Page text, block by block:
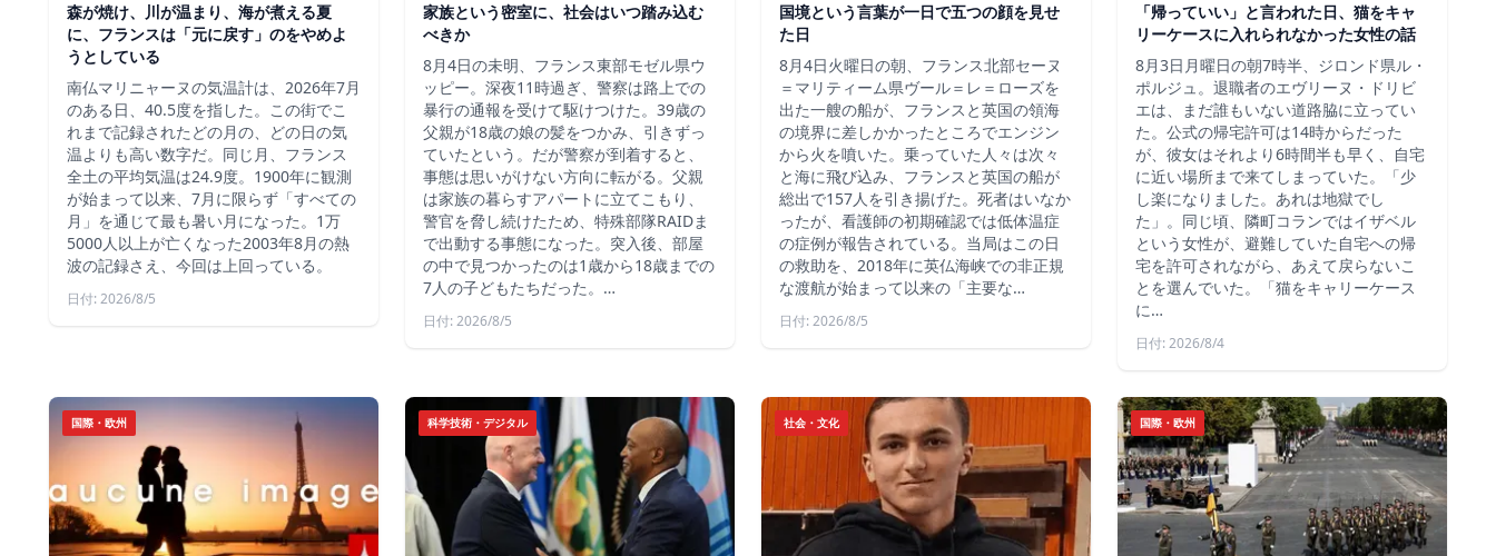
森が焼け、川が温まり、海が煮える夏
に、フランスは「元に戻す」のをやめよ
うとしている
南仏マリニャーヌの気温計は、2026年7月
のある日、40.5度を指した。この街でこ
れまで記録されたどの月の、どの日の気
温よりも高い数字だ。同じ月、フランス
全土の平均気温は24.9度。1900年に観測
が始まって以来、7月に限らず「すべての
月」を通じて最も暑い月になった。1万
5000人以上が亡くなった2003年8月の熱
波の記録さえ、今回は上回っている。
日付: 2026/8/5
家族という密室に、社会はいつ踏み込む
べきか
8月4日の未明、フランス東部モゼル県ウ
ッピー。深夜11時過ぎ、警察は路上での
暴行の通報を受けて駆けつけた。39歳の
父親が18歳の娘の髪をつかみ、引きずっ
ていたという。だが警察が到着すると、
事態は思いがけない方向に転がる。父親
は家族の暮らすアパートに立てこもり、
警官を脅し続けたため、特殊部隊RAIDま
で出動する事態になった。突入後、部屋
の中で見つかったのは1歳から18歳までの
7人の子どもたちだった。…
日付: 2026/8/5
国境という言葉が一日で五つの顔を見せ
た日
8月4日火曜日の朝、フランス北部セーヌ
＝マリティーム県ヴール＝レ＝ローズを
出た一艘の船が、フランスと英国の領海
の境界に差しかかったところでエンジン
から火を噴いた。乗っていた人々は次々
と海に飛び込み、フランスと英国の船が
総出で157人を引き揚げた。死者はいなか
ったが、看護師の初期確認では低体温症
の症例が報告されている。当局はこの日
の救助を、2018年に英仏海峡での非正規
な渡航が始まって以来の「主要な…
日付: 2026/8/5
「帰っていい」と言われた日、猫をキャ
リーケースに入れられなかった女性の話
8月3日月曜日の朝7時半、ジロンド県ル・
ポルジュ。退職者のエヴリーヌ・ドリビ
エは、まだ誰もいない道路脇に立ってい
た。公式の帰宅許可は14時からだった
が、彼女はそれより6時間半も早く、自宅
に近い場所まで来てしまっていた。「少
し楽になりました。あれは地獄でし
た」。同じ頃、隣町コランではイザベル
という女性が、避難していた自宅への帰
宅を許可されながら、あえて戻らないこ
とを選んでいた。「猫をキャリーケース
に…
日付: 2026/8/4
国際・欧州 科学技術・デジタル 社会・文化 国際・欧州